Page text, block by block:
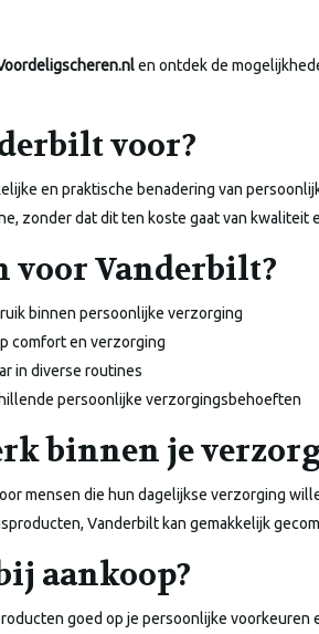
en ontdek de
voor?
en praktische benadering van
zonder dat dit ten koste gaat van kwaliteit
voor Vanderbilt?
binnen persoonlijke verzorging
comfort en verzorging
in diverse routines
persoonlijke verzorgingsbehoeften
binnen je
mensen die hun dagelijkse verzorging
Vanderbilt kan gemakkelijk
aankoop?
goed op je persoonlijke